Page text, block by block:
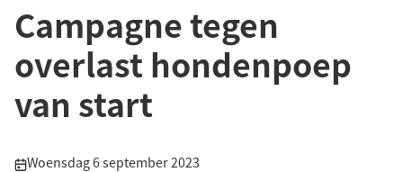
Campagne tegen
overlast hondenpoep
van start
Publicatiedatum:
Woensdag 6 september 2023